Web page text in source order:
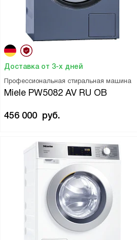
Профессиональная стиральная машина
Miele PW5082 AV RU OB
Доставка от 3-х дней
456 000 руб.